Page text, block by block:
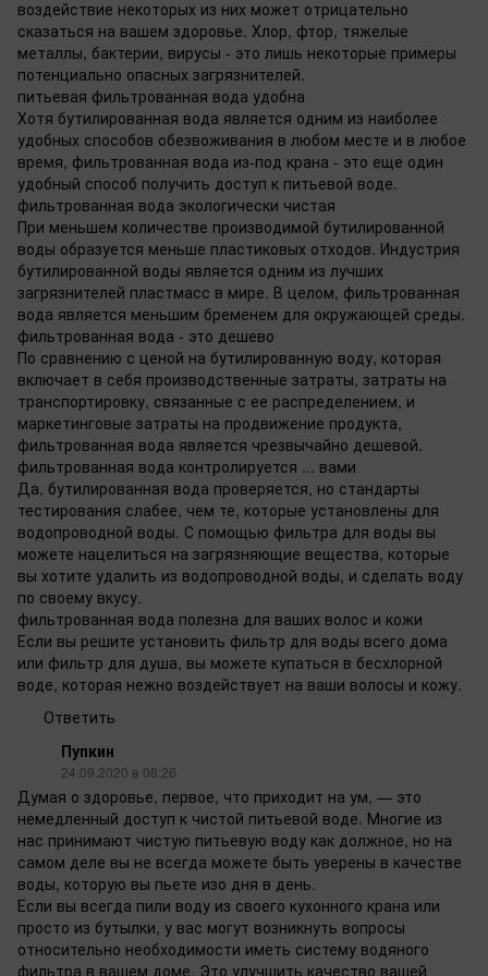
воздействие некоторых из них может отрицательно
сказаться на вашем здоровье. Хлор, фтор, тяжелые
металлы, бактерии, вирусы - это лишь некоторые примеры
потенциально опасных загрязнителей.
питьевая фильтрованная вода удобна
Хотя бутилированная вода является одним из наиболее
удобных способов обезвоживания в любом месте и в любое
время, фильтрованная вода из-под крана - это еще один
удобный способ получить доступ к питьевой воде.
фильтрованная вода экологически чистая
При меньшем количестве производимой бутилированной
воды образуется меньше пластиковых отходов. Индустрия
бутилированной воды является одним из лучших
загрязнителей пластмасс в мире. В целом, фильтрованная
вода является меньшим бременем для окружающей среды.
фильтрованная вода - это дешево
По сравнению с ценой на бутилированную воду, которая
включает в себя производственные затраты, затраты на
транспортировку, связанные с ее распределением, и
маркетинговые затраты на продвижение продукта,
фильтрованная вода является чрезвычайно дешевой.
фильтрованная вода контролируется ... вами
Да, бутилированная вода проверяется, но стандарты
тестирования слабее, чем те, которые установлены для
водопроводной воды. С помощью фильтра для воды вы
можете нацелиться на загрязняющие вещества, которые
вы хотите удалить из водопроводной воды, и сделать воду
по своему вкусу.
фильтрованная вода полезна для ваших волос и кожи
Если вы решите установить фильтр для воды всего дома
или фильтр для душа, вы можете купаться в бесхлорной
воде, которая нежно воздействует на ваши волосы и кожу.
Ответить
Пупкин
24.09.2020 в 08:26
Думая о здоровье, первое, что приходит на ум, — это
немедленный доступ к чистой питьевой воде. Многие из
нас принимают чистую питьевую воду как должное, но на
самом деле вы не всегда можете быть уверены в качестве
воды, которую вы пьете изо дня в день.
Если вы всегда пили воду из своего кухонного крана или
просто из бутылки, у вас могут возникнуть вопросы
относительно необходимости иметь систему водяного
фильтра в вашем доме. Это улучшить качество вашей